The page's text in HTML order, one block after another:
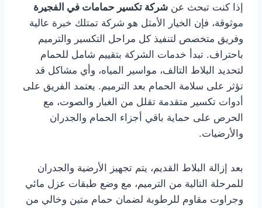
إذا كنت تبحث عن شركة تكسير حمامات في الفجيرة
موثوقة، فإن الخيار الأمثل هو شركة تمتلك خبرة عالية
وفريق متخصص لتنفيذ كل مراحل التكسير والترميم
باحتراف. تبدأ خدمات الشركة بتقييم شامل للحمام
لتحديد البلاط التالف، مواسير المياه، وأي مشاكل قد
تؤثر على سلامة الحمام بعد الترميم. يعتمد الفريق على
أدوات تكسير متقدمة تقلل من الغبار والصوت، مع
الحرص على حماية باقي أجزاء الحمام والجدران
والأرضيات.
بعد إزالة البلاط القديم، يتم تجهيز الأرضية والجدران
للمرحلة التالية من الترميم، مع وضع طبقات عزل مائي
وجراوت مقاوم للرطوبة لضمان حمام متين وخالي من